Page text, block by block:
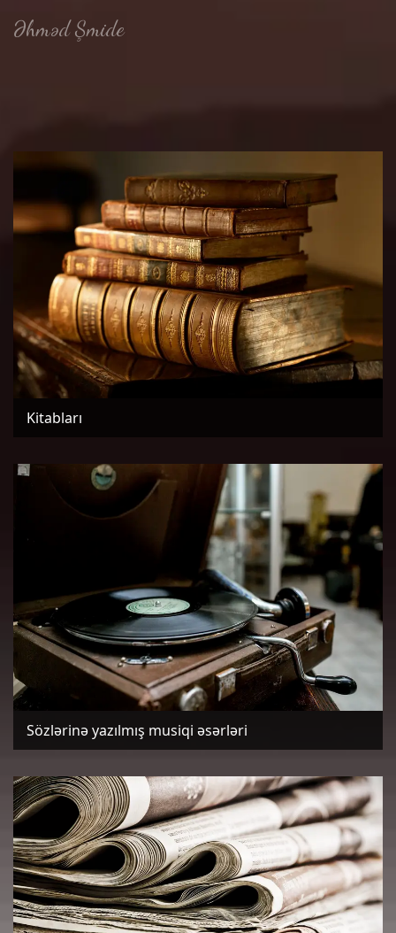
Əhməd Şmide
Kitabları
Sözlərinə yazılmış musiqi əsərləri